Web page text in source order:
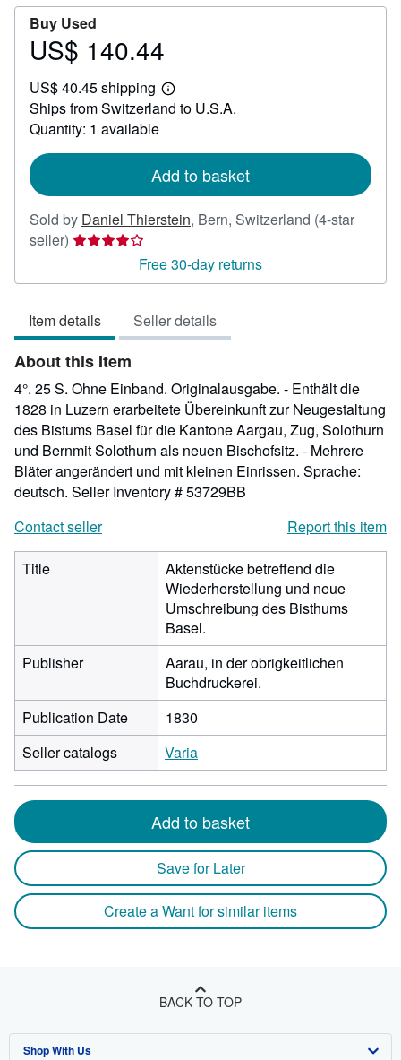
Buy Used
Price
140.44
US$ 140.44
US$ 40.45 shipping
Learn
more
Ships from Switzerland to U.S.A.
Quantity: 1 available
Add to basket
Sold by Daniel Thierstein, Bern, Switzerland (4-star
seller) Seller
4
of
5
stars
Free 30-day returns
Item details Seller details
About this Item
4°. 25 S. Ohne Einband. Originalausgabe. - Enthält die
1828 in Luzern erarbeitete Übereinkunft zur Neugestaltung
des Bistums Basel für die Kantone Aargau, Zug, Solothurn
und Bernmit Solothurn als neuen Bischofsitz. - Mehrere
Bläter angerändert und mit kleinen Einrissen. Sprache:
deutsch. Seller Inventory # 53729BB
Contact seller
Report this item
Title
Aktenstücke betreffend die
Wiederherstellung und neue
Umschreibung des Bisthums
Basel.
Publisher
Aarau, in der obrigkeitlichen
Buchdruckerei.
Publication Date
1830
Seller catalogs
Varia
Add to basket
Save for Later
Create a Want for similar items
BACK TO TOP
Shop With Us